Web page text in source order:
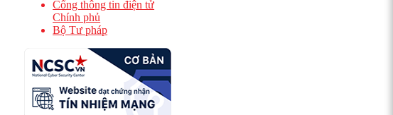
Cổng thông tin điện tử
Chính phủ
Bộ Tư pháp